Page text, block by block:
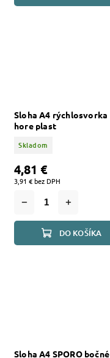
Sloha A4 rýchlosvorka
hore plast
Skladom
3,91 € bez DPH
4,81 €
DO KOŠÍKA
Sloha A4 SPORO bočné